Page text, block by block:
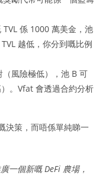
TVL 係 1000 萬美金，池
越低，你分到嘅比例
（風險極低），池 B 可
。Vfat 會透過合約分析
決策，而唔係單純睇一
一個新嘅 DeFi 農場，